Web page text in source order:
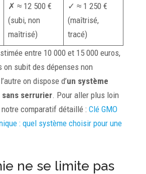
✗ ≈ 12 500 €
(subi, non
maîtrisé)
✓ ≈ 1 250 €
(maîtrisé,
tracé)
entre 10 000 et 15 000 euros,
on subit des dépenses non
on dispose d’un système
serrurier. Pour aller plus loin
comparatif détaillé : Clé GMO
: quel système choisir pour une
ne se limite pas